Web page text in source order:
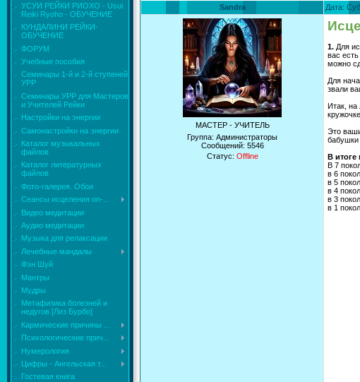
УСУИ РЕЙКИ РИОХО - Usui
Reiki Ryoho - ОБУЧЕНИЕ
КУНДАЛИНИ РЕЙКИ-
ОБУЧЕНИЕ
ФОРУМ
Учебные пособия
Семинары 1-й и 2-й ступеней
УРР
Семинары УРР для Мастеров
и Учителей Рейки
Настройки на энергии
Самонастройки на энергии
Каталог музыкальных
файлов
Каталог литературных
файлов
Фото-галерея. Обои
Сеансы исцеления on-...
Видео медитации
Аудио медитации
Музыка для релаксации
Лечебные мандалы
Фэн Шуй
Мантры
Мудры
Mетафизика болезней и
недугов [Лиз Бурбо]
Кармические причины ...
Психологические прич...
Нумерология
Цифры - Ангельская т...
Гостевая книга
Sandra Дата:
МАСТЕР - УЧИТЕЛЬ
Группа: Администраторы
Сообщений: 5546
Статус: Offline
1. Для
вас
можно
Для
звали
Итак, на
Это
бабушки
В итоге
В 7
в 6
в 5
в 4
в 3
в 1